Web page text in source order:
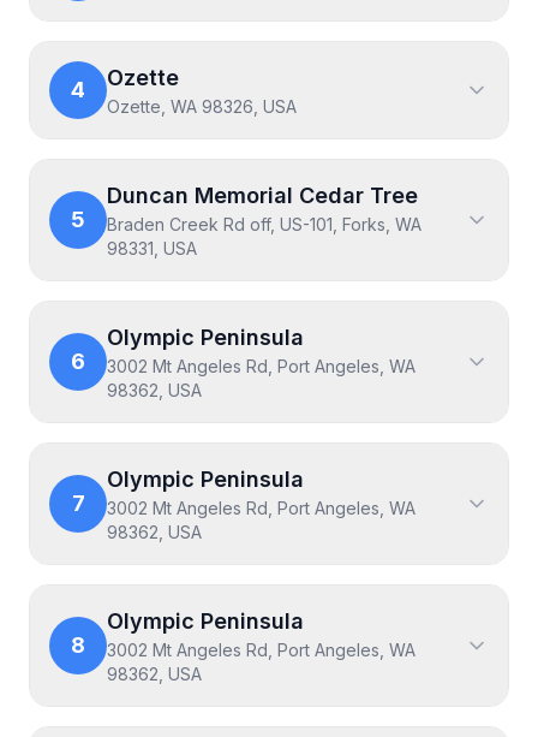
4 Ozette
Ozette, WA 98326, USA
5
Duncan Memorial Cedar Tree
Braden Creek Rd off, US-101, Forks, WA
98331, USA
6
Olympic Peninsula
3002 Mt Angeles Rd, Port Angeles, WA
98362, USA
7
Olympic Peninsula
3002 Mt Angeles Rd, Port Angeles, WA
98362, USA
8
Olympic Peninsula
3002 Mt Angeles Rd, Port Angeles, WA
98362, USA